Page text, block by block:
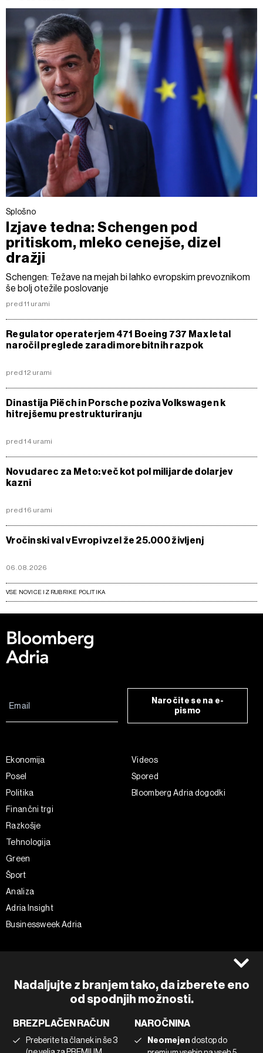
Splošno
Izjave tedna: Schengen pod
pritiskom, mleko cenejše, dizel
dražji
Schengen: Težave na mejah bi lahko evropskim prevoznikom
še bolj otežile poslovanje
pred 11 urami
Regulator operaterjem 471 Boeing 737 Max letal
naročil preglede zaradi morebitnih razpok
pred 12 urami
Dinastija Piëch in Porsche poziva Volkswagen k
hitrejšemu prestrukturiranju
pred 14 urami
Nov udarec za Meto: več kot pol milijarde dolarjev
kazni
pred 16 urami
Vročinski val v Evropi vzel že 25.000 življenj
06.08.2026
VSE NOVICE IZ RUBRIKE POLITIKA
Nadaljujte z branjem tako, da izberete eno
od spodnjih možnosti.
BREZPLAČEN RAČUN
Preberite ta članek in še 3
NAROČNINA
Neomejendostop do
Naročite se na e-
pismo
Ekonomija
Posel
Politika
Finančni trgi
Razkošje
Tehnologija
Green
Šport
Analiza
Adria Insight
Businessweek Adria
Videos
Spored
Bloomberg Adria dogodki
Piškotki
Marketing
Uporaba umetne inteligence
Instagram
Linkedin
Tiktok